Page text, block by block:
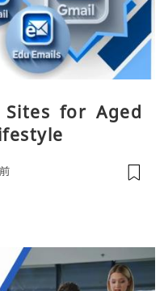
Sites for Aged